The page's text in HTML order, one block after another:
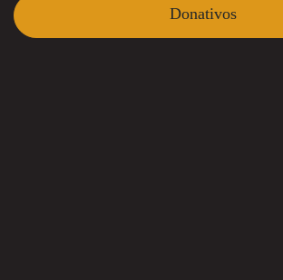
Donativos